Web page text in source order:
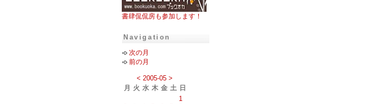
書肆侃侃房も参加します！
Navigation
次の月
前の月
< 2005-05 >
月
火 水 木 金 土 日
1